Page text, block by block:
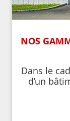
NOS
Dans le
d’un